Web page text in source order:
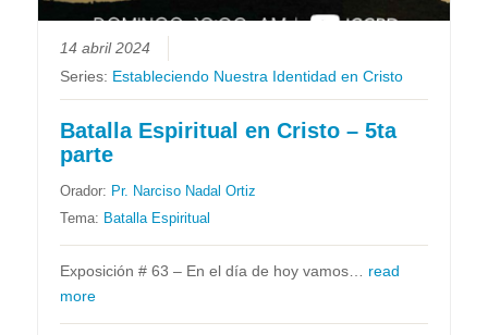
14 abril 2024
Series: Estableciendo Nuestra Identidad en Cristo
Batalla Espiritual en Cristo – 5ta
parte
Orador: Pr. Narciso Nadal Ortiz
Tema: Batalla Espiritual
Exposición # 63 – En el día de hoy vamos… read
more